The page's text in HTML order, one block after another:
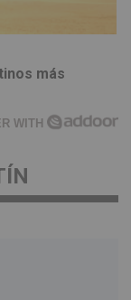
más
WITH